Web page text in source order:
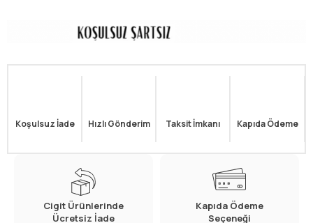
Koşulsuz İade Hızlı Gönderim Taksit İmkanı Kapıda Ödeme
Cigit Ürünlerinde
Ücretsiz İade
Kapıda Ödeme
Seçeneği